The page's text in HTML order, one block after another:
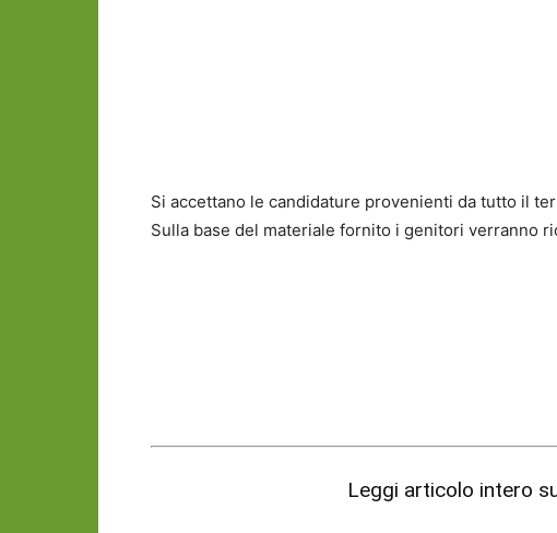
Si accettano le candidature provenienti da tutto il
Sulla base del materiale fornito i genitori verranno
Leggi articolo intero